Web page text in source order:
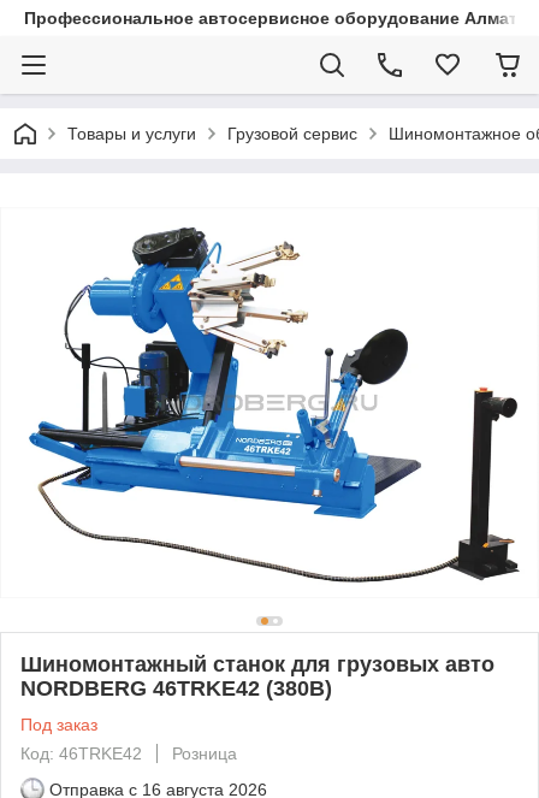
Профессиональное автосервисное оборудование Алматы
Товары и услуги Грузовой сервис Шиномонтажное
Шиномонтажный станок для грузовых авто
NORDBERG 46TRKE42 (380В)
Под заказ
Код: 46TRKE42
Розница
Отправка с 16 августа 2026